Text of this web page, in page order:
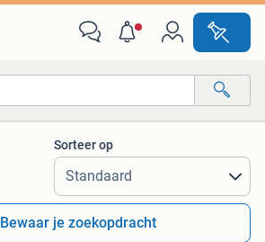
Alle afstanden…
Sorteer op
Bewaar je zoekopdracht